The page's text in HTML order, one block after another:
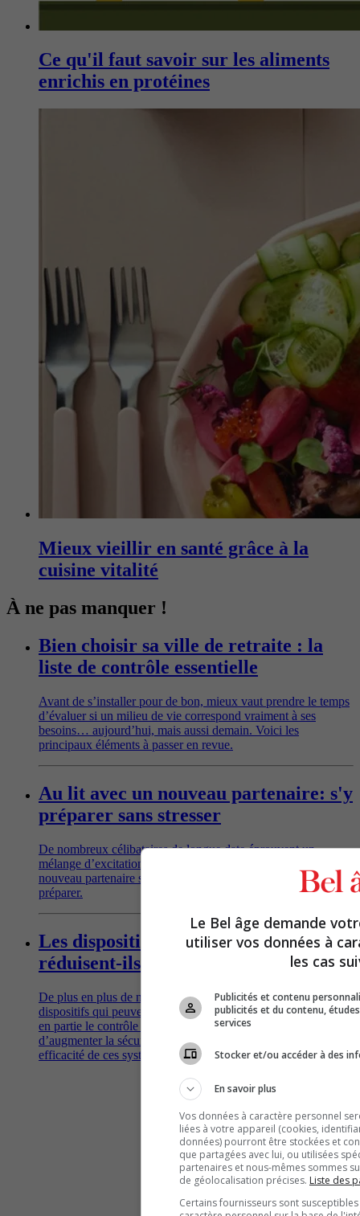
Ce qu'il faut savoir sur les aliments
enrichis en protéines
Mieux vieillir en santé grâce à la
cuisine vitalité
À ne pas manquer !
Bien choisir sa ville de retraite : la
liste de contrôle essentielle
Avant de s’installer pour de bon, mieux vaut prendre le temps
d’évaluer si un milieu de vie correspond vraiment à ses
besoins… aujourd’hui, mais aussi demain. Voici les
principaux éléments à passer en revue.
Au lit avec un nouveau partenaire: s'y
préparer sans stresser
De nombreux célibataires de longue date éprouvent un
mélange d’excitation et d’inquiétude à l’idée d’accueillir un
nouveau partenaire sous la couette. Conseils pour s’y
préparer.
Les dispositifs d’aide à la conduite
réduisent-ils vraiment les accidents?
De plus en plus de nouvelles voitures sont équipées de
dispositifs qui peuvent alerter le conducteur et même prendre
en partie le contrôle à sa place, théoriquement dans le but
d’augmenter la sécurité sur les routes. Qu'en est-il de la réelle
efficacité de ces systèmes?
Le Bel âge demande
utiliser vos données à
les cas
Publicités et contenu
publicités et du contenu,
services
Stocker et/ou accéder à des
En savoir plus
Vos données à caractère personnel
liées à votre appareil (cookies,
données) pourront être stockées et
que partagées avec lui, ou utilisées
partenaires et nous-mêmes sommes
de géolocalisation précises. Liste des
Certains fournisseurs sont